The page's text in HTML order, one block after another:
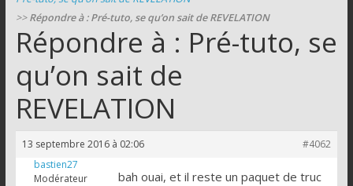
Guides
et
astuces
le
mode
zombie
de
Call
>>Répondre à : Pré-tuto, se qu’on sait de REVELATION
Répondre à : Pré-tuto, se
qu’on sait de
REVELATION
13 septembre 2016 à 02:06
#4062
bastien27
Modérateur
bah ouai, et il reste un paquet de truc